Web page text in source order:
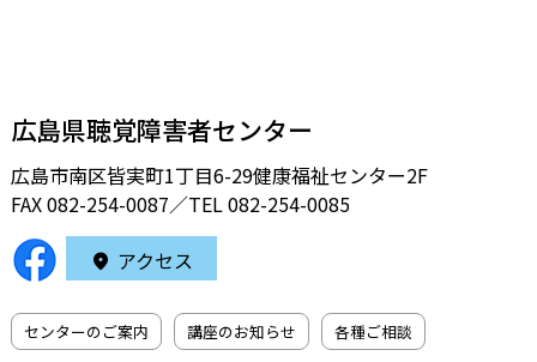
広島県聴覚障害者センター
広島市南区皆実町1丁目6-29健康福祉センター2F
FAX 082-254-0087／TEL082-254-0085
アクセス
センターのご案内 講座のお知らせ 各種ご相談